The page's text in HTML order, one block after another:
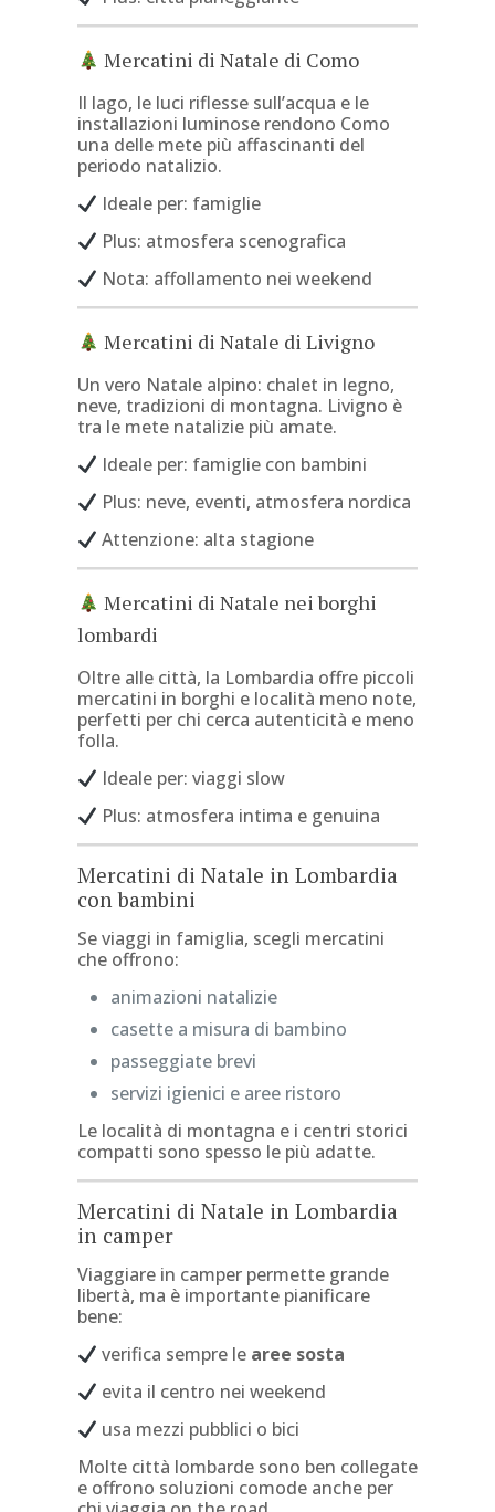
Mercatini di Natale di Como
Il lago, le luci riflesse sull’acqua e le
installazioni luminose rendono Como
una delle mete più affascinanti del
periodo natalizio.
Ideale per: famiglie
Plus: atmosfera scenografica
Nota: affollamento nei weekend
Mercatini di Natale di Livigno
Un vero Natale alpino: chalet in legno,
neve, tradizioni di montagna. Livigno è
tra le mete natalizie più amate.
Ideale per: famiglie con bambini
Plus: neve, eventi, atmosfera nordica
Attenzione: alta stagione
Mercatini di Natale nei borghi
lombardi
Oltre alle città, la Lombardia offre piccoli
mercatini in borghi e località meno note,
perfetti per chi cerca autenticità e meno
folla.
Ideale per: viaggi slow
Plus: atmosfera intima e genuina
Mercatini di Natale in Lombardia
con bambini
Se viaggi in famiglia, scegli mercatini
che offrono:
animazioni natalizie
casette a misura di bambino
passeggiate brevi
servizi igienici e aree ristoro
Le località di montagna e i centri storici
compatti sono spesso le più adatte.
Mercatini di Natale in Lombardia
in camper
Viaggiare in camper permette grande
libertà, ma è importante pianificare
bene:
verifica sempre le aree sosta
evita il centro nei weekend
usa mezzi pubblici o bici
Molte città lombarde sono ben collegate
e offrono soluzioni comode anche per